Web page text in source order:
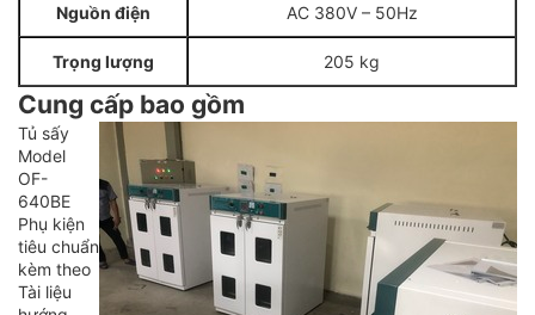
Nguồn điện AC 380V – 50Hz
Trọng lượng 205 kg
Cung cấp bao gồm
Tủ sấy
Model
OF-
640BE
Phụ kiện
tiêu chuẩn
kèm theo
Tài liệu